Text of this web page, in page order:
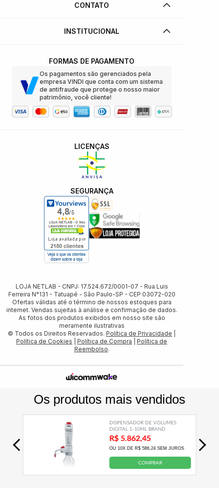
CONTATO
INSTITUCIONAL
FORMAS DE PAGAMENTO
Os pagamentos são gerenciados pela
empresa VINDI que conta com um sistema
de antifraude que protege o nosso maior
patrimônio, você cliente!
SEGURANÇA
LICENÇAS
LOJA NETLAB - CNPJ: 17.524.672/0001-07 - Rua Luis
Ferreira N°131 - Tatuapé - Sâo Paulo-SP - CEP 03072-020
Ofertas válidas até o término de nossos estoques para
internet. Vendas sujeitas à análise e confirmação de dados.
As fotos dos produtos exibidos em nosso site são
meramente ilustrativas
© Todos os Direitos Reservados. Política de Privacidade
Política de Cookies
Política de Compra
Política de
Reembolso.